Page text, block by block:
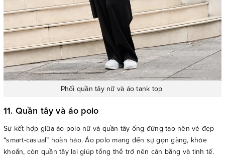
Phối quần tây nữ và áo tank top
11. Quần tây và áo polo
Sự kết hợp giữa áo polo nữ và quần tây ống đứng tạo nên vẻ đẹp
“smart-casual” hoàn hảo. Áo polo mang đến sự gọn gàng, khỏe
khoắn, còn quần tây lại giúp tổng thể trở nên cân bằng và tinh tế.